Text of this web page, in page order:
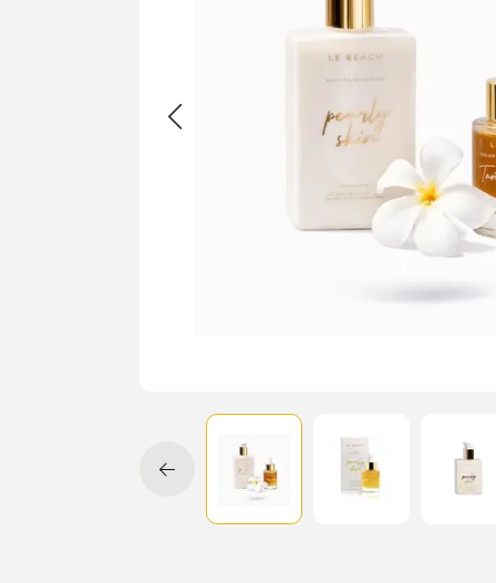
Voeding & Gezondheid
Travel size producten
Schrijf je nu in voor Beauty News